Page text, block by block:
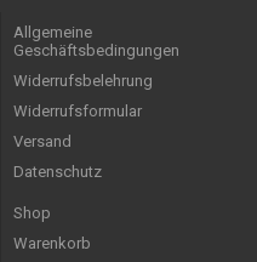
Allgemeine
Geschäftsbedingungen
Widerrufsbelehrung
Widerrufsformular
Versand
Datenschutz
Shop
Warenkorb